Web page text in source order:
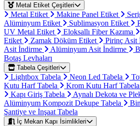
Metal Etiket Çeşitleri
Metal Etiket Makine Panel Etiket
Alüminyum Etiket
Sublimasyon Etiket
UV Metal Etiket
Eloksallı Fiber Kazıma
Etiket
Zamak Döküm Etiket Pirinç Asit
Asit İndirme
Alüminyum Asit İndirme
Botaş Levhaları
Tabela Çeşitleri
Lightbox Tabela Neon Led Tabela
Kutu Harf Tabela
Krom Kutu Harf Tabela
Kapı Giriş Tabela
Aynalı Dekota ve
Alüminyum Kompozit Dekupe Tabela
Şantiye ve İnşaat Tabela
İç Mekan Kapı İsimlikleri